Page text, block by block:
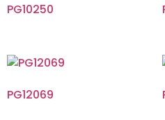
PG10250
PG12069